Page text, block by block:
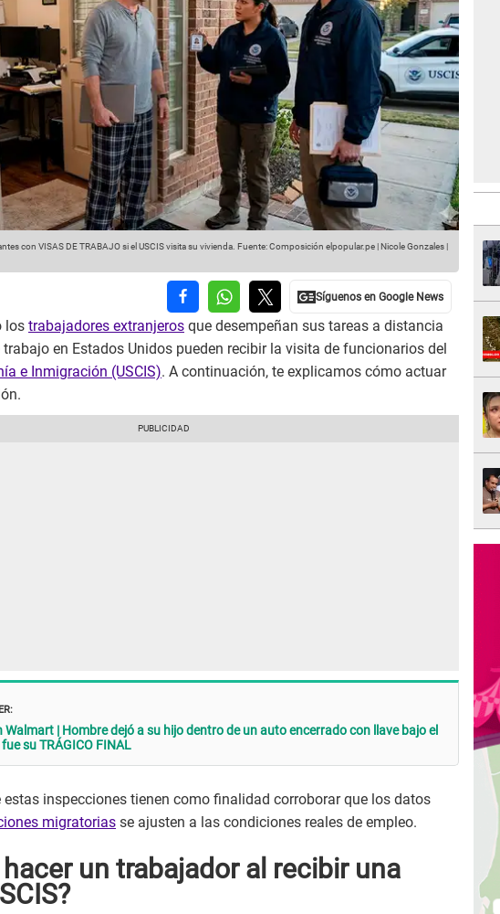
con VISAS DE TRABAJO si el USCIS visita su vivienda. Fuente: Composición elpopular.pe | Nicole Gonzales |
los trabajadores extranjeros que desempeñan sus tareas a distancia
en Estados Unidos pueden recibir la visita de funcionarios del
e Inmigración (USCIS). A continuación, te explicamos cómo actuar
Walmart | Hombre dejó a su hijo dentro de un auto encerrado con llave bajo el
su TRÁGICO FINAL
estas inspecciones tienen como finalidad corroborar que los datos
migratorias se ajusten a las condiciones reales de empleo.
hacer un trabajador al recibir una